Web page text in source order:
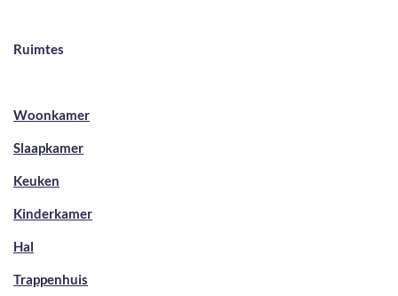
Ruimtes
Woonkamer
Slaapkamer
Keuken
Kinderkamer
Hal
Trappenhuis